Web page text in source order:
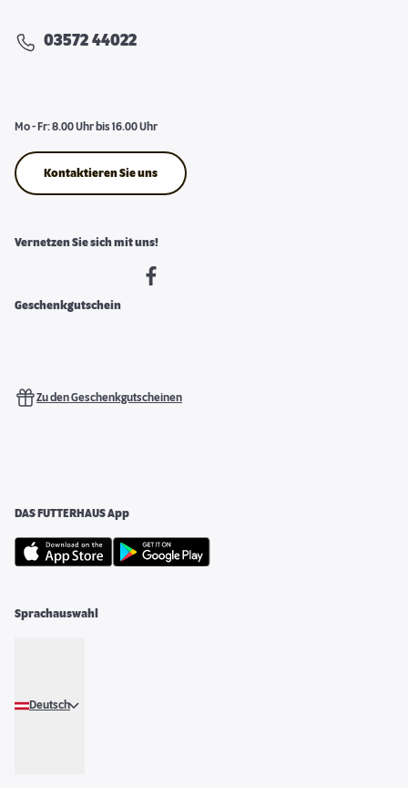
03572 44022
Mo - Fr: 8.00 Uhr bis 16.00 Uhr
Kontaktieren Sie uns
Vernetzen Sie sich mit uns!
Geschenkgutschein
Zu den Geschenkgutscheinen
DAS FUTTERHAUS App
Sprachauswahl
Deutsch